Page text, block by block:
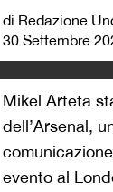
di Redazione
30 Settembre
Mikel Arteta
dell’Arsenal,
evento al